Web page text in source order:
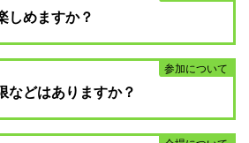
しめますか？
参加について
などはありますか？